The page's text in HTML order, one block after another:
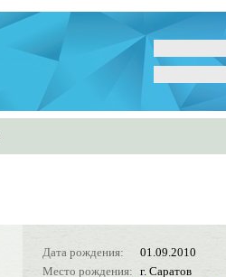
Дата рождения:
01.09.2010
Место рождения: г. Саратов